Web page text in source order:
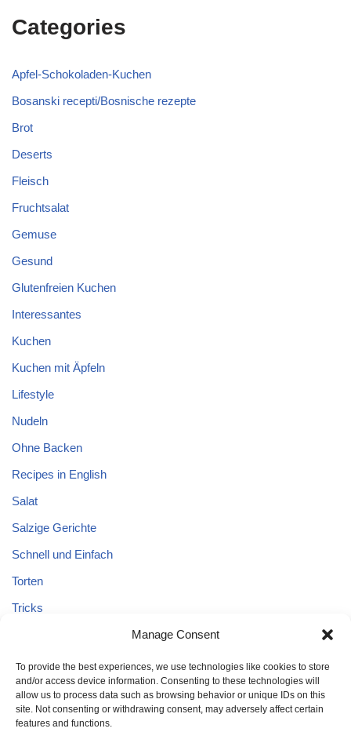
Manage Consent
To provide the best experiences, we use technologies like cookies to store
and/or access device information. Consenting to these technologies will
allow us to process data such as browsing behavior or unique IDs on this
site. Not consenting or withdrawing consent, may adversely affect certain
features and functions.
Categories
Apfel-Schokoladen-Kuchen
Bosanski recepti/Bosnische rezepte
Brot
Deserts
Fleisch
Fruchtsalat
Gemuse
Gesund
Glutenfreien Kuchen
Interessantes
Kuchen
Kuchen mit Äpfeln
Lifestyle
Nudeln
Ohne Backen
Recipes in English
Salat
Salzige Gerichte
Schnell und Einfach
Torten
Tricks
Uncategorized
Vegane Kuchen